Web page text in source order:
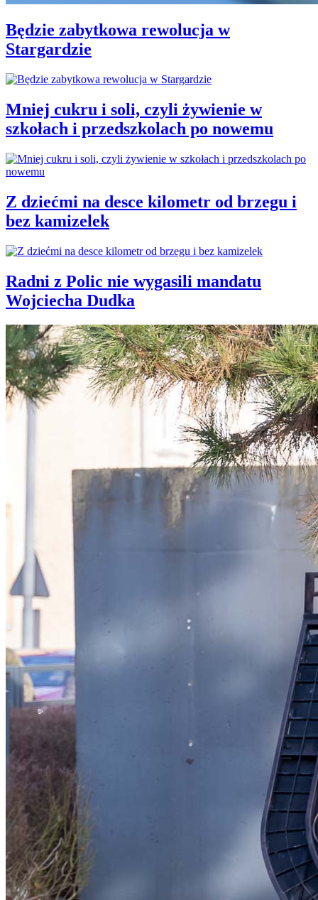
Będzie zabytkowa rewolucja w
Stargardzie
Mniej cukru i soli, czyli żywienie w
szkołach i przedszkolach po nowemu
Z dziećmi na desce kilometr od brzegu i
bez kamizelek
Radni z Polic nie wygasili mandatu
Wojciecha Dudka